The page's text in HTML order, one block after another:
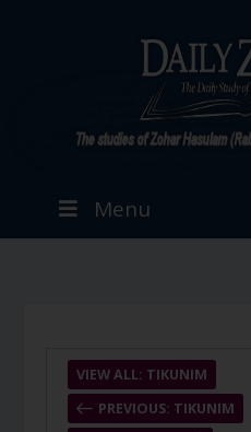
Menu
PREVIOUS: TIKUNIM
VIEW ALL: TIKUNIM